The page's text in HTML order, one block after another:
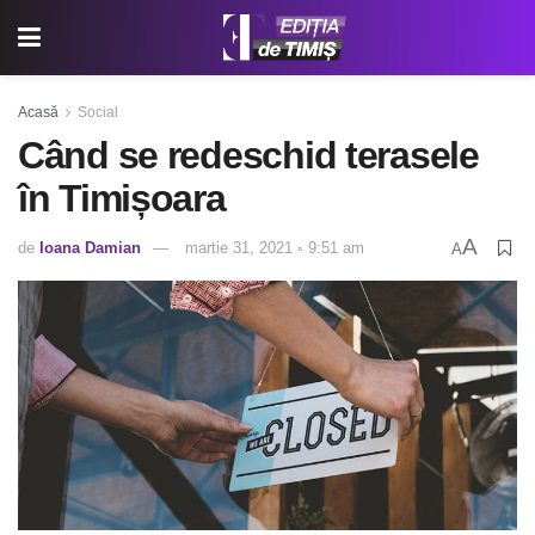
Acasă Social
Când se redeschid terasele
în Timișoara
de Ioana Damian martie 31, 2021 ◦ 9:51 am AA